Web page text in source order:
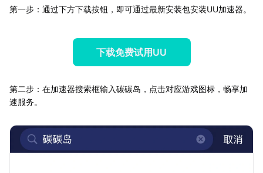
第一步：通过下方下载按钮，即可通过最新安装包安装UU加速器。
下载免费试用UU
第二步：在加速器搜索框输入碳碳岛，点击对应游戏图标，畅享加
速服务。